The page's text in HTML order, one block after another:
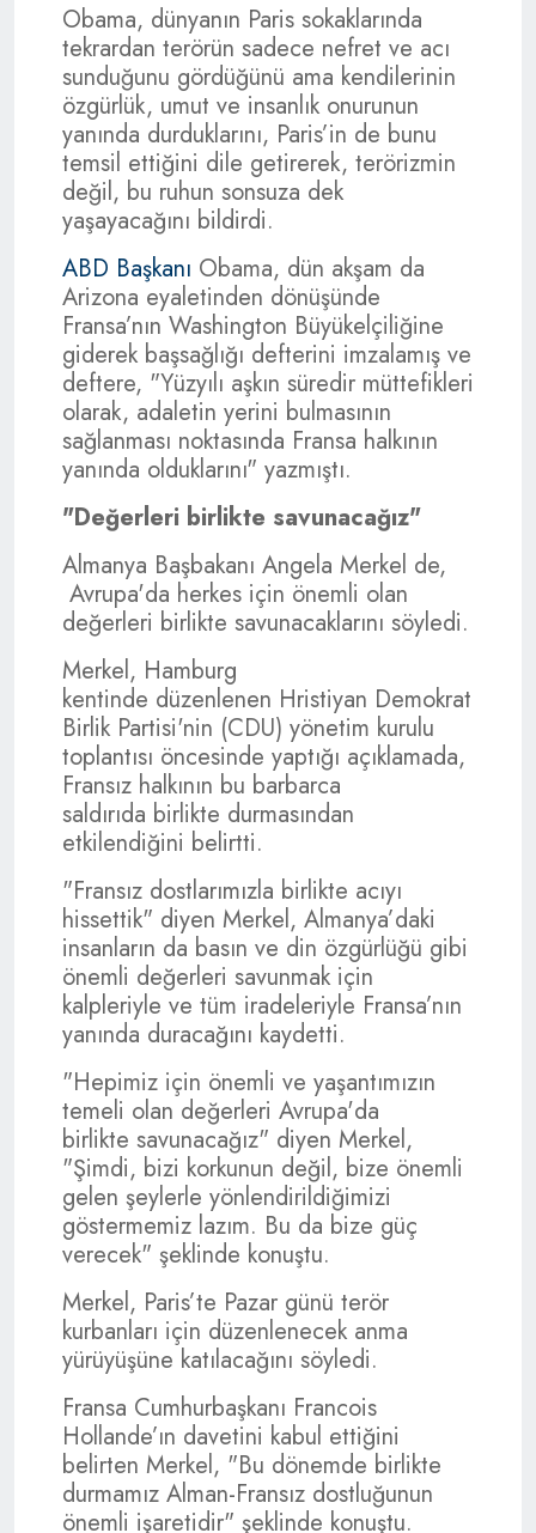
Obama, dünyanın Paris sokaklarında
tekrardan terörün sadece nefret ve acı
sunduğunu gördüğünü ama kendilerinin
özgürlük, umut ve insanlık onurunun
yanında durduklarını, Paris’in de bunu
temsil ettiğini dile getirerek, terörizmin
değil, bu ruhun sonsuza dek
yaşayacağını bildirdi.
ABD Başkanı Obama, dün akşam da
Arizona eyaletinden dönüşünde
Fransa’nın Washington Büyükelçiliğine
giderek başsağlığı defterini imzalamış ve
deftere, "Yüzyılı aşkın süredir müttefikleri
olarak, adaletin yerini bulmasının
sağlanması noktasında Fransa halkının
yanında olduklarını" yazmıştı.
"Değerleri birlikte savunacağız"
Almanya Başbakanı Angela Merkel de,
Avrupa'da herkes için önemli olan
değerleri birlikte savunacaklarını söyledi.
Merkel, Hamburg
kentinde düzenlenen Hristiyan Demokrat
Birlik Partisi'nin (CDU) yönetim kurulu
toplantısı öncesinde yaptığı açıklamada,
Fransız halkının bu barbarca
saldırıda birlikte durmasından
etkilendiğini belirtti.
"Fransız dostlarımızla birlikte acıyı
hissettik" diyen Merkel, Almanya’daki
insanların da basın ve din özgürlüğü gibi
önemli değerleri savunmak için
kalpleriyle ve tüm iradeleriyle Fransa’nın
yanında duracağını kaydetti.
"Hepimiz için önemli ve yaşantımızın
temeli olan değerleri Avrupa'da
birlikte savunacağız" diyen Merkel,
"Şimdi, bizi korkunun değil, bize önemli
gelen şeylerle yönlendirildiğimizi
göstermemiz lazım. Bu da bize güç
verecek" şeklinde konuştu.
Merkel, Paris’te Pazar günü terör
kurbanları için düzenlenecek anma
yürüyüşüne katılacağını söyledi.
Fransa Cumhurbaşkanı Francois
Hollande’ın davetini kabul ettiğini
belirten Merkel, "Bu dönemde birlikte
durmamız Alman-Fransız dostluğunun
önemli işaretidir" şeklinde konuştu.